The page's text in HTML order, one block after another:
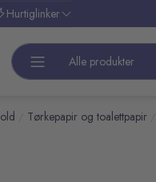
Hurtiglinker
Alle produkter
Tørkepapir og toalettpapir